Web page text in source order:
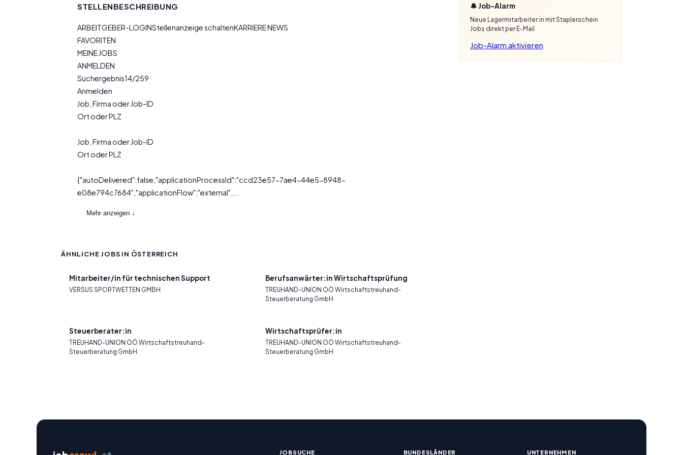
STELLENBESCHREIBUNG
ARBEITGEBER-LOGINStellenanzeige schaltenKARRIERE NEWS
FAVORITEN
MEINE JOBS
ANMELDEN
Suchergebnis14/259
Anmelden
Job, Firma oder Job-ID
Ort oder PLZ
Job, Firma oder Job-ID
Ort oder PLZ
{"autoDelivered":false,"applicationProcessId":"ccd23e57-7ae4-44e5-8948-
e08e794c7684","applicationFlow":"external",...
Mehr anzeigen ↓
ÄHNLICHE JOBS IN ÖSTERREICH
Mitarbeiter/in für technischen Support
VERSUS SPORTWETTEN GMBH
Berufsanwärter:in Wirtschaftsprüfung
TREUHAND-UNION OÖ Wirtschaftstreuhand-
Steuerberatung GmbH
Steuerberater:in
TREUHAND-UNION OÖ Wirtschaftstreuhand-
Steuerberatung GmbH
Wirtschaftsprüfer:in
TREUHAND-UNION OÖ Wirtschaftstreuhand-
Steuerberatung GmbH
🔔 Job-Alarm
Neue Lagermitarbeiter:in mit Staplerschein
Jobs direkt per E-Mail
Job-Alarm aktivieren
JOBSUCHE BUNDESLÄNDER UNTERNEHMEN